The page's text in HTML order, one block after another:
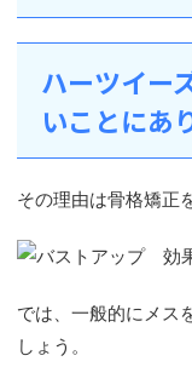
ハーツイー
いことにあ
その理由は骨格矯正
では、一般的にメス
しょう。